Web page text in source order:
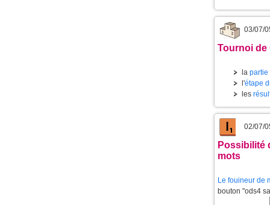
03/07/
Tournoi de
la partie
l'étape
les
02/07/
Possibilité
mots
Le fouineur de
bouton "ods4